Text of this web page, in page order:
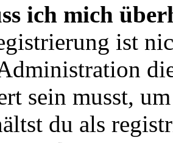
ich mich
ist
sein musst,
du als